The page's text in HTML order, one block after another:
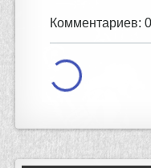
Комментариев: 0